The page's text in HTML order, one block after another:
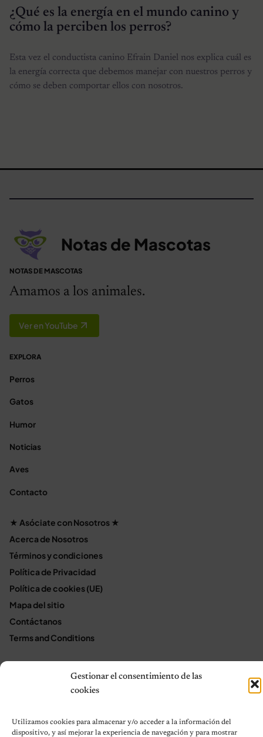
Gestionar el consentimiento de las
cookies
Utilizamos cookies para almacenar y/o acceder a la información del
dispositivo, y así mejorar la experiencia de navegación y para mostrar
¿Qué es la energía en el mundo canino y
cómo la perciben los perros?
Esta vez el conductista canino Efrain Daniel nos explica cuál es
la energía correcta que debemos manejar con nuestros perros y
cómo se deben comportar ellos con nosotros.
Notas de Mascotas
NOTAS DE MASCOTAS
Amamos a los animales.
Ver en YouTube
EXPLORA
Perros
Gatos
Humor
Noticias
Aves
Contacto
★ Asóciate con Nosotros ★
Acerca de Nosotros
Términos y condiciones
Política de Privacidad
Política de cookies (UE)
Mapa del sitio
Contáctanos
Terms and Conditions
Política de privacidad